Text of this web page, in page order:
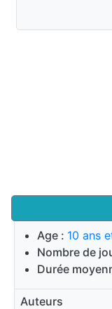
Age : 10 ans
Nombre de
Durée
Auteurs